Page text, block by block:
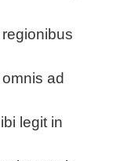
ad
legit in